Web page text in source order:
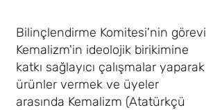
Bilinçlendirme Komitesi'nin görevi
Kemalizm'in ideolojik birikimine
katkı sağlayıcı çalışmalar yaparak
ürünler vermek ve üyeler
arasında Kemalizm (Atatürkçü